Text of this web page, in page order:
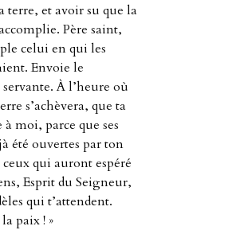
terre, et avoir su que la
Père saint,
celui en qui les
Envoie le
À l’heure où
s’achèvera, que ta
à moi, parce que ses
été ouvertes par ton
qui auront espéré
Esprit du Seigneur,
qui t’attendent.
paix ! »